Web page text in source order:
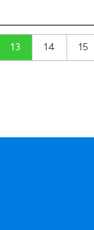
13 14 15